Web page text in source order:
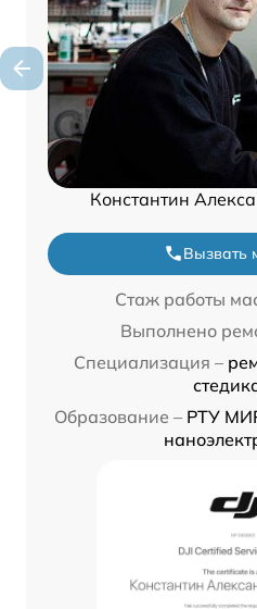
Константин
Вызвать
Стаж работы
Выполнено
Специализация –
Образование – РТУ